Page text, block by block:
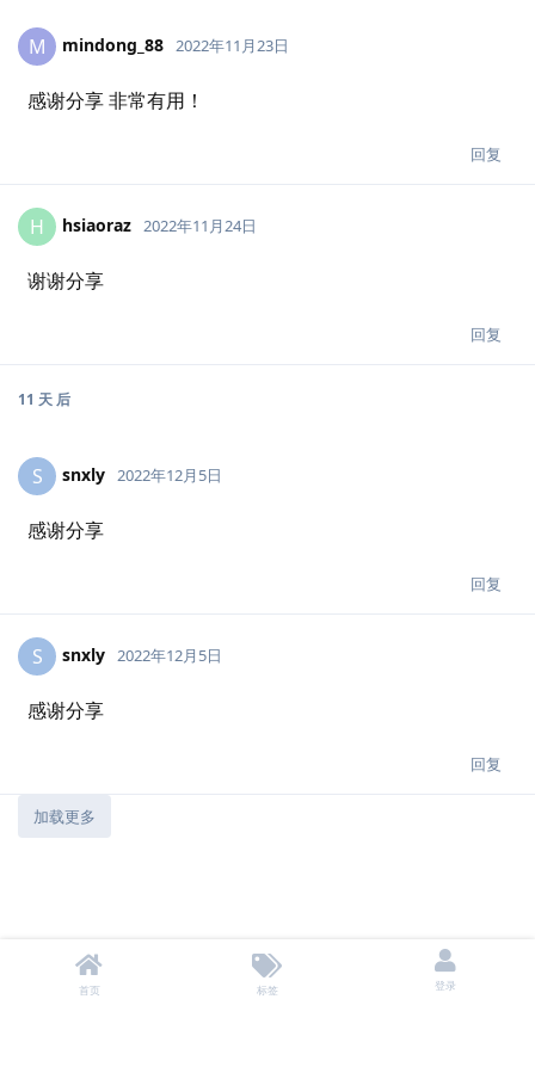
M mindong_88 2022年11月23日
感谢分享 非常有用！
回复
H hsiaoraz 2022年11月24日
谢谢分享
回复
11 天 后
S snxly 2022年12月5日
感谢分享
回复
S snxly 2022年12月5日
感谢分享
回复
加载更多
首页 标签 登录